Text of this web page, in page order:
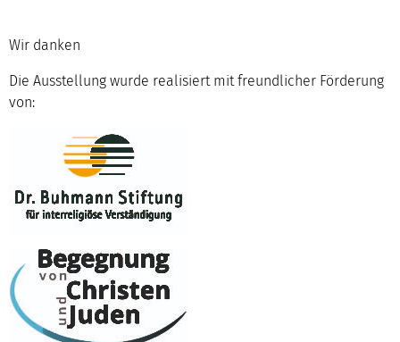
Wir danken
Die Ausstellung wurde realisiert mit freundlicher Förderung
von: